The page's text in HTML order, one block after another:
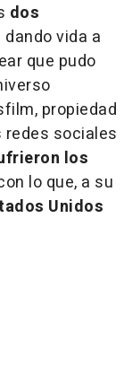
dos
dando vida a
que pudo
propiedad
redes sociales
los
lo que, a su
Unidos